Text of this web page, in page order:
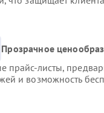
Прозрачное
прайс-листы,
и возможность